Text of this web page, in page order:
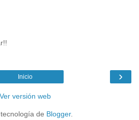
›
Inicio
Ver versión web
de Blogger.